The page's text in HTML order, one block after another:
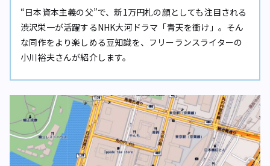
“日本資本主義の父”で、新1万円札の顔としても注目される
渋沢栄一が活躍するNHK大河ドラマ「青天を衝け」。そん
な同作をより楽しめる豆知識を、フリーランスライターの
小川裕夫さんが紹介します。